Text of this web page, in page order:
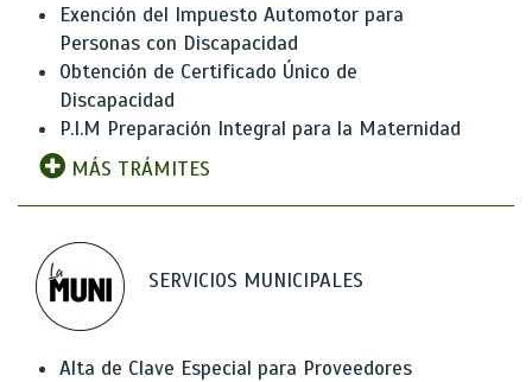
Exención del Impuesto Automotor para
Personas con Discapacidad
Obtención de Certificado Único de
Discapacidad
P.I.M Preparación Integral para la Maternidad
MÁS TRÁMITES
SERVICIOS MUNICIPALES
Alta de Clave Especial para Proveedores